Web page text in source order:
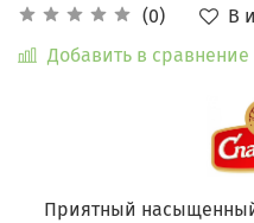
(0)
В
Добавить в сравнение
Приятный